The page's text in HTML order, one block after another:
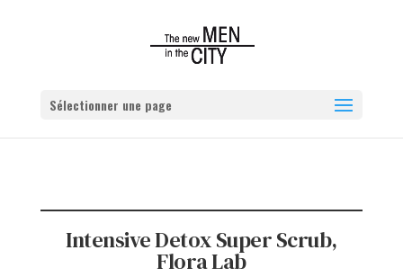
Sélectionner une page
Intensive Detox Super Scrub,
Flora Lab